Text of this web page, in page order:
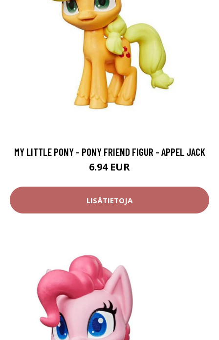
MY LITTLE PONY - PONY FRIEND FIGUR - APPEL JACK
6.94 EUR
LISÄTIETOJA